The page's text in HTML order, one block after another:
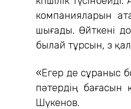
компанияларын
шығады. Өйткені
былай тұрсын, өз
«Егер де сұраныс
пәтердің
Шүкенов.